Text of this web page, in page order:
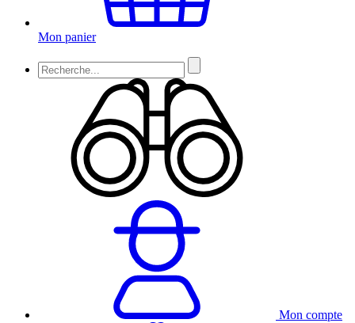
Mon panier
Mon compte